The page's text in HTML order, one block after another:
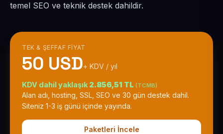
temel SEO ve teknik destek dahildir.
TEK & ŞEFFAF FIYAT
50 USD+ KDV / yıl
KDV dahil yaklaşık 2.856,51 TL (TCMB)
Alan adı, hosting, SSL, SEO ve 30 gün destek dahil.
Siteniz 1-3 iş günü içinde yayında.
Paketleri İncele